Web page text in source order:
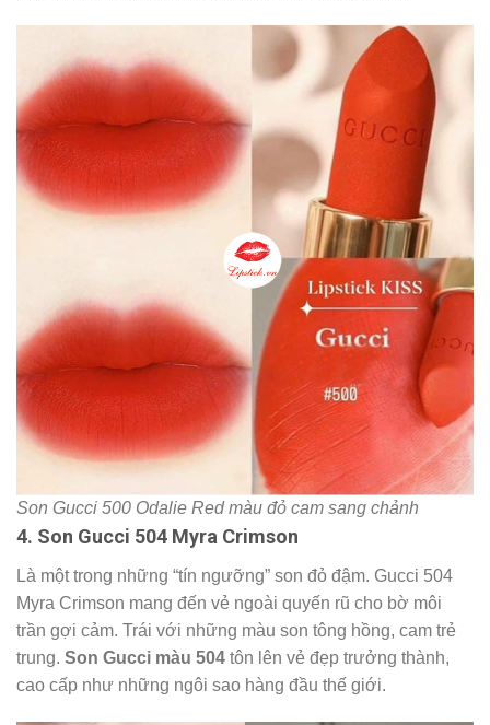
Son Gucci 500 Odalie Red màu đỏ cam sang chảnh
4. Son Gucci 504 Myra Crimson
Là một trong những “tín ngưỡng” son đỏ đậm. Gucci 504
Myra Crimson mang đến vẻ ngoài quyến rũ cho bờ môi
trần gợi cảm. Trái với những màu son tông hồng, cam trẻ
trung. Son Gucci màu 504 tôn lên vẻ đẹp trưởng thành,
cao cấp như những ngôi sao hàng đầu thế giới.